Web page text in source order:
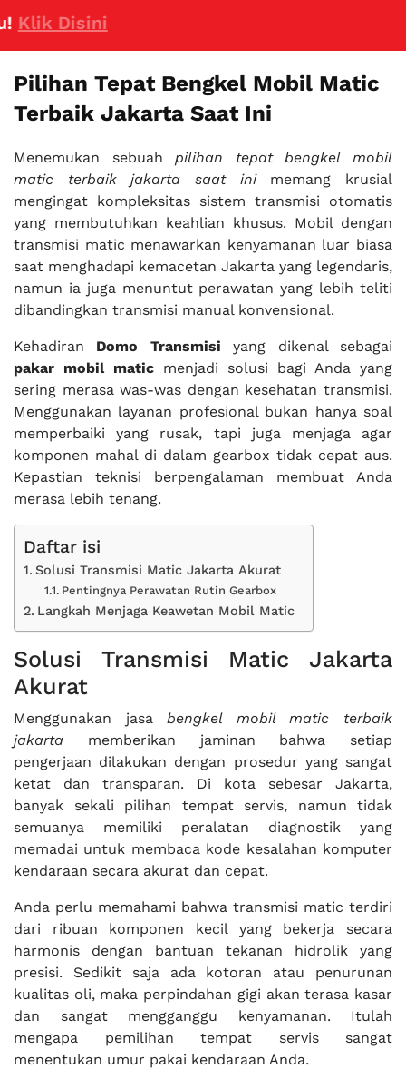
Disini
Pilihan Tepat Bengkel Mobil Matic
Terbaik Jakarta Saat Ini
Menemukan sebuahpilihan tepat bengkel mobil
matic terbaik jakarta saat inimemang krusial
mengingat kompleksitas sistem transmisi otomatis
yang membutuhkan keahlian khusus. Mobil dengan
transmisi matic menawarkan kenyamanan luar biasa
saat menghadapi kemacetan Jakarta yang legendaris,
namun ia juga menuntut perawatan yang lebih teliti
dibandingkan transmisi manual konvensional.
Kehadiran Domo Transmisi yang dikenal sebagai
pakar mobil matic menjadi solusi bagi Anda yang
sering merasa was-was dengan kesehatan transmisi.
Menggunakan layanan profesional bukan hanya soal
memperbaiki yang rusak, tapi juga menjaga agar
komponen mahal di dalam gearbox tidak cepat aus.
Kepastian teknisi berpengalaman membuat Anda
merasa lebih tenang.
Daftar isi
Solusi Transmisi Matic Jakarta Akurat
Pentingnya Perawatan Rutin Gearbox
Langkah Menjaga Keawetan Mobil Matic
Solusi Transmisi Matic Jakarta
Akurat
Menggunakan jasabengkel mobil matic terbaik
jakarta memberikan jaminan bahwa setiap
pengerjaan dilakukan dengan prosedur yang sangat
ketat dan transparan. Di kota sebesar Jakarta,
banyak sekali pilihan tempat servis, namun tidak
semuanya memiliki peralatan diagnostik yang
memadai untuk membaca kode kesalahan komputer
kendaraan secara akurat dan cepat.
Anda perlu memahami bahwa transmisi matic terdiri
dari ribuan komponen kecil yang bekerja secara
harmonis dengan bantuan tekanan hidrolik yang
presisi. Sedikit saja ada kotoran atau penurunan
kualitas oli, maka perpindahan gigi akan terasa kasar
dan sangat mengganggu kenyamanan. Itulah
mengapa pemilihan tempat servis sangat
menentukan umur pakai kendaraan Anda.